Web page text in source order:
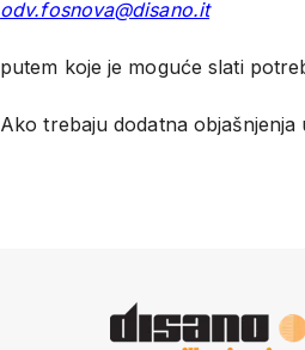
odv.fosnova@disano.it
putem koje je moguće slati
Ako trebaju dodatna